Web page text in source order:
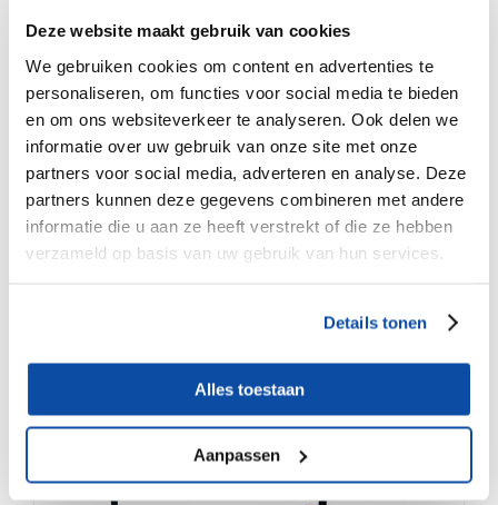
Deze website maakt gebruik van cookies
We gebruiken cookies om content en advertenties te
personaliseren, om functies voor social media te bieden
en om ons websiteverkeer te analyseren. Ook delen we
informatie over uw gebruik van onze site met onze
partners voor social media, adverteren en analyse. Deze
partners kunnen deze gegevens combineren met andere
informatie die u aan ze heeft verstrekt of die ze hebben
verzameld op basis van uw gebruik van hun services.
Details tonen
Alles toestaan
Aanpassen
met 2 bierbanken) VANAF 10 sets 220x50cm
€192.25
prijs
€192.25.
€190.00
prijs
€190.00.